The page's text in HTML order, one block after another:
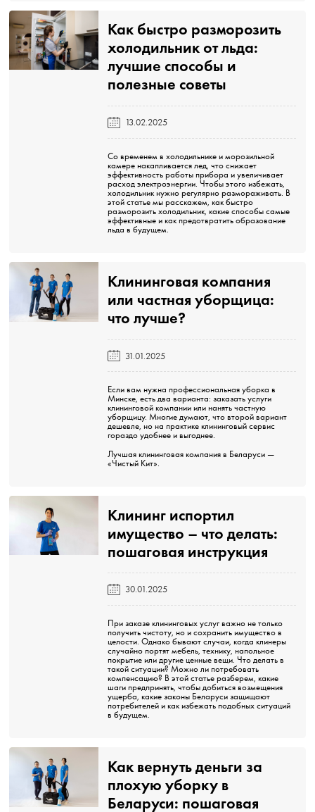
Как быстро разморозить
холодильник от льда:
лучшие способы и
полезные советы️
13.02.2025
Со временем в холодильнике и морозильной
камере накапливается лед, что снижает
эффективность работы прибора и увеличивает
расход электроэнергии. Чтобы этого избежать,
холодильник нужно регулярно размораживать. В
этой статье мы расскажем, как быстро
разморозить холодильник, какие способы самые
эффективные и как предотвратить образование
льда в будущем.
Клининговая компания
или частная уборщица:
что лучше?️
31.01.2025
Если вам нужна профессиональная уборка в
Минске, есть два варианта: заказать услуги
клининговой компании или нанять частную
уборщицу. Многие думают, что второй вариант
дешевле, но на практике клининговый сервис
гораздо удобнее и выгоднее.
Лучшая клининговая компания в Беларуси —
«Чистый Кит»
Клининг испортил
имущество – что делать:
пошаговая инструкция️
30.01.2025
При заказе клининговых услуг важно не только
получить чистоту, но и сохранить имущество в
целости. Однако бывают случаи, когда клинеры
случайно портят мебель, технику, напольное
покрытие или другие ценные вещи. Что делать в
такой ситуации? Можно ли потребовать
компенсацию? В этой статье разберем, какие
шаги предпринять, чтобы добиться возмещения
ущерба, какие законы Беларуси защищают
потребителей и как избежать подобных ситуаций
в будущем.
Как вернуть деньги за
плохую уборку в
Беларуси: пошаговая